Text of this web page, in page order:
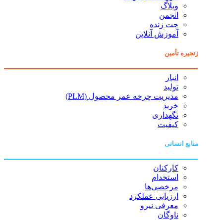
وبلاگ
انجمن
چت زنده
آموزش آنلاین
زنجیره تأمین
انبار
تولید
مدیریت چرخه عمر محصول (PLM)
خرید
نگهداری
کیفیت
منابع انسانی
کارکنان
استخدام
مرخصی‌ها
ارزیابی عملکرد
معرفی نیرو
ناوگان